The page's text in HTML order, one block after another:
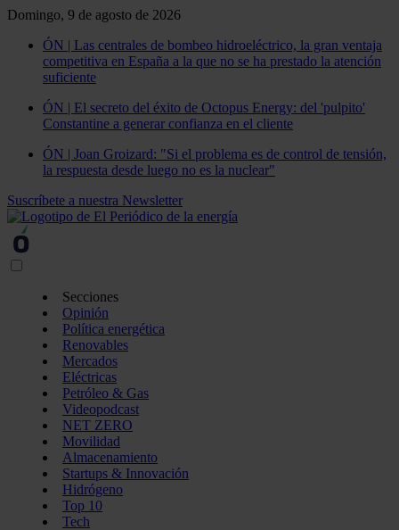
Domingo, 9 de agosto de 2026
ÓN | Las centrales de bombeo hidroeléctrico, la gran ventaja
competitiva en España a la que no se ha prestado la atención
suficiente
ÓN | El secreto del éxito de Octopus Energy: del 'pulpito'
Constantine a generar confianza en el cliente
ÓN | Joan Groizard: "Si el problema es de control de tensión,
la respuesta desde luego no es la nuclear"
Suscríbete a nuestra Newsletter
Secciones
Opinión
Política energética
Renovables
Mercados
Eléctricas
Petróleo & Gas
Videopodcast
NET ZERO
Movilidad
Almacenamiento
Startups & Innovación
Hidrógeno
Top 10
Tech